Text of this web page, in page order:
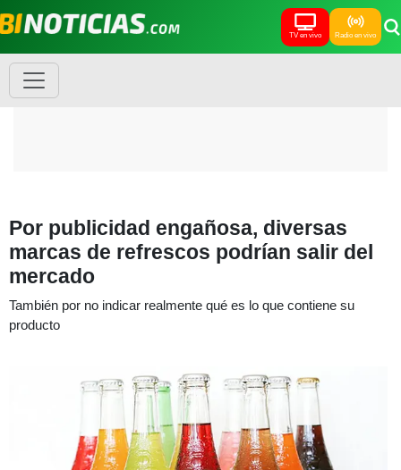
TV en vivo Radio en vivo
Por publicidad engañosa, diversas
marcas de refrescos podrían salir del
mercado
También por no indicar realmente qué es lo que contiene su
producto